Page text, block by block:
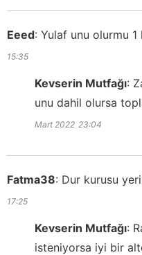
Eeed: Yulaf unu olurmu
15:35
Kevserin Mutfağı:
unu dahil olursa
Mart 2022 23:04
Fatma38: Dur kurusu
17:25
Kevserin Mutfağı:
isteniyorsa iyi bir